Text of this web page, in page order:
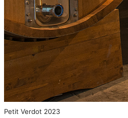
Petit Verdot 2023